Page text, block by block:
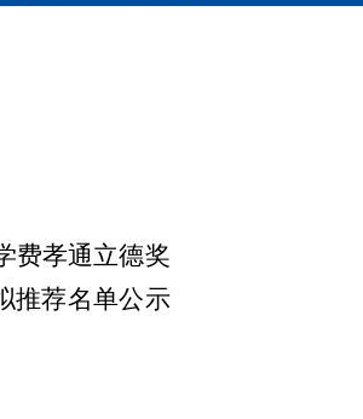
费孝通立德奖
推荐名单公示